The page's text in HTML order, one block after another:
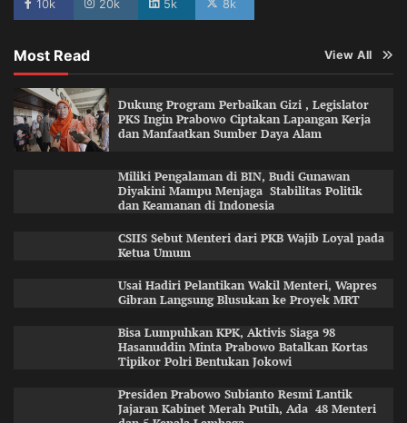
10k 20k 5k 8k
Most Read View All
Dukung Program Perbaikan Gizi , Legislator
PKS Ingin Prabowo Ciptakan Lapangan Kerja
dan Manfaatkan Sumber Daya Alam
Miliki Pengalaman di BIN, Budi Gunawan
Diyakini Mampu Menjaga Stabilitas Politik
dan Keamanan di Indonesia
CSIIS Sebut Menteri dari PKB Wajib Loyal pada
Ketua Umum
Usai Hadiri Pelantikan Wakil Menteri, Wapres
Gibran Langsung Blusukan ke Proyek MRT
Bisa Lumpuhkan KPK, Aktivis Siaga 98
Hasanuddin Minta Prabowo Batalkan Kortas
Tipikor Polri Bentukan Jokowi
Presiden Prabowo Subianto Resmi Lantik
Jajaran Kabinet Merah Putih, Ada 48 Menteri